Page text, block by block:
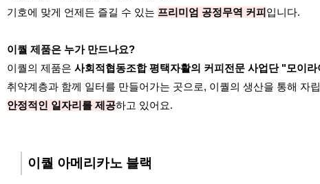
기호에 맞게 언제든 즐길 수 있는 프리미엄 공정무역 커피입니다.
이퀄 제품은 누가 만드나요?
이퀄의 제품은 사회적협동조합 평택자활의 커피전문 사업단 "모이
취약계층과 함께 일터를 만들어가는 곳으로, 이퀄의 생산을 통해 자
안정적인 일자리를 제공하고 있어요.
이퀄 아메리카노 블랙